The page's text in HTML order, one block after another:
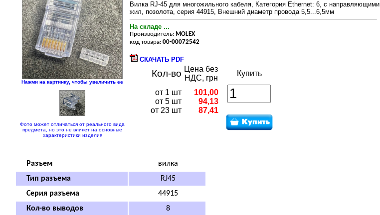
Нажми на картинку, чтобы увеличить ее
Фото может отличаться от реального вида
предмета, но это не влияет на основные
характеристики изделия
Вилка RJ-45 для многожильного кабеля, Категория Ethernet: 6, с направляющими
жил, позолота, серия 44915, Внешний диаметр провода 5,5...6,5мм
На складе ...
Производитель: MOLEX
код товара: 00-00072542
СКАЧАТЬ PDF
Кол-во Цена без
НДС, грн
Купить
от 1 шт
от 5 шт
от 23 шт
101,00
94,13
87,41
Разъем
вилка
Тип разъема
RJ45
Серия разъема
44915
Кол-во выводов
8